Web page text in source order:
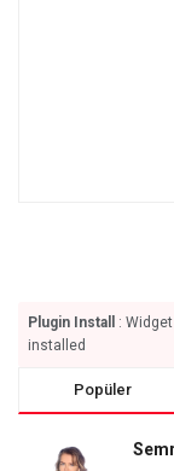
Plugin Install
:
installed
Popüler